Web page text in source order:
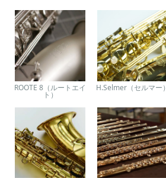
ROOTE 8（ルートエイ
ト）
H.Selmer（セルマー）